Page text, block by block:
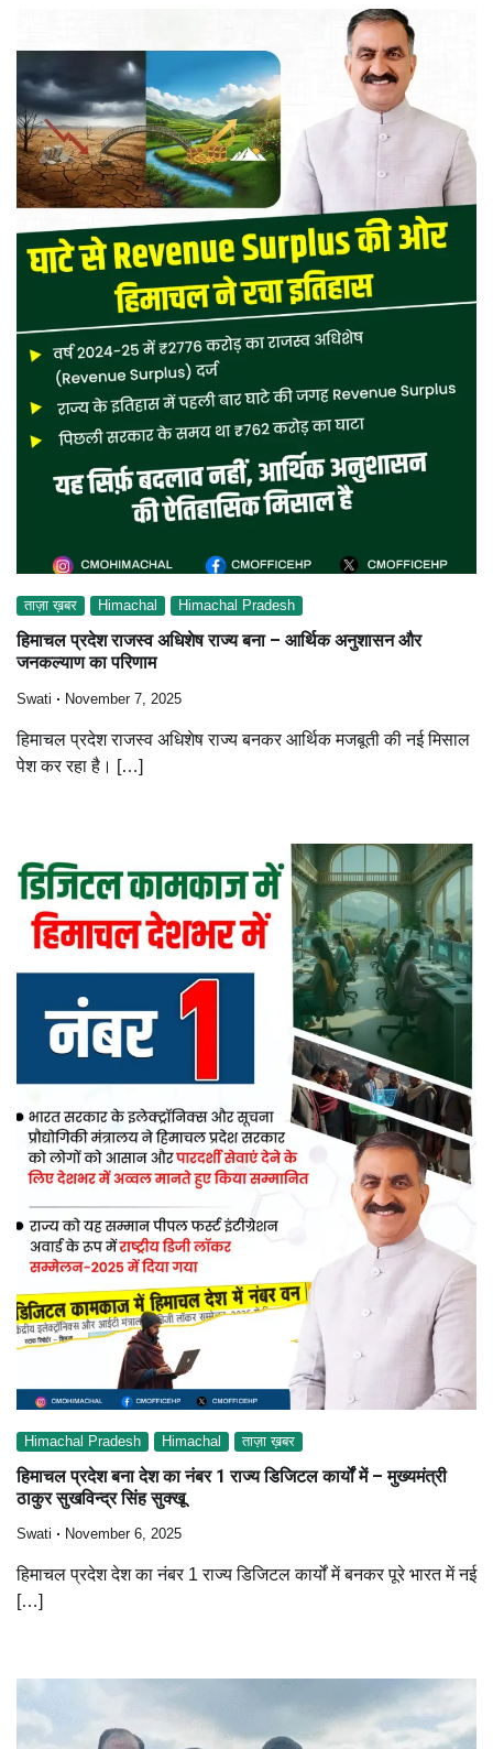
ताज़ा ख़बर Himachal Himachal Pradesh
हिमाचल प्रदेश राजस्व अधिशेष राज्य बना – आर्थिक अनुशासन और
जनकल्याण का परिणाम
Swati November 7, 2025
हिमाचल प्रदेश राजस्व अधिशेष राज्य बनकर आर्थिक मजबूती की नई मिसाल
पेश कर रहा है। […]
Himachal Pradesh Himachal ताज़ा ख़बर
हिमाचल प्रदेश बना देश का नंबर 1 राज्य डिजिटल कार्यों में – मुख्यमंत्री
ठाकुर सुखविन्द्र सिंह सुक्खू
Swati November 6, 2025
हिमाचल प्रदेश देश का नंबर 1 राज्य डिजिटल कार्यों में बनकर पूरे भारत में नई
[…]